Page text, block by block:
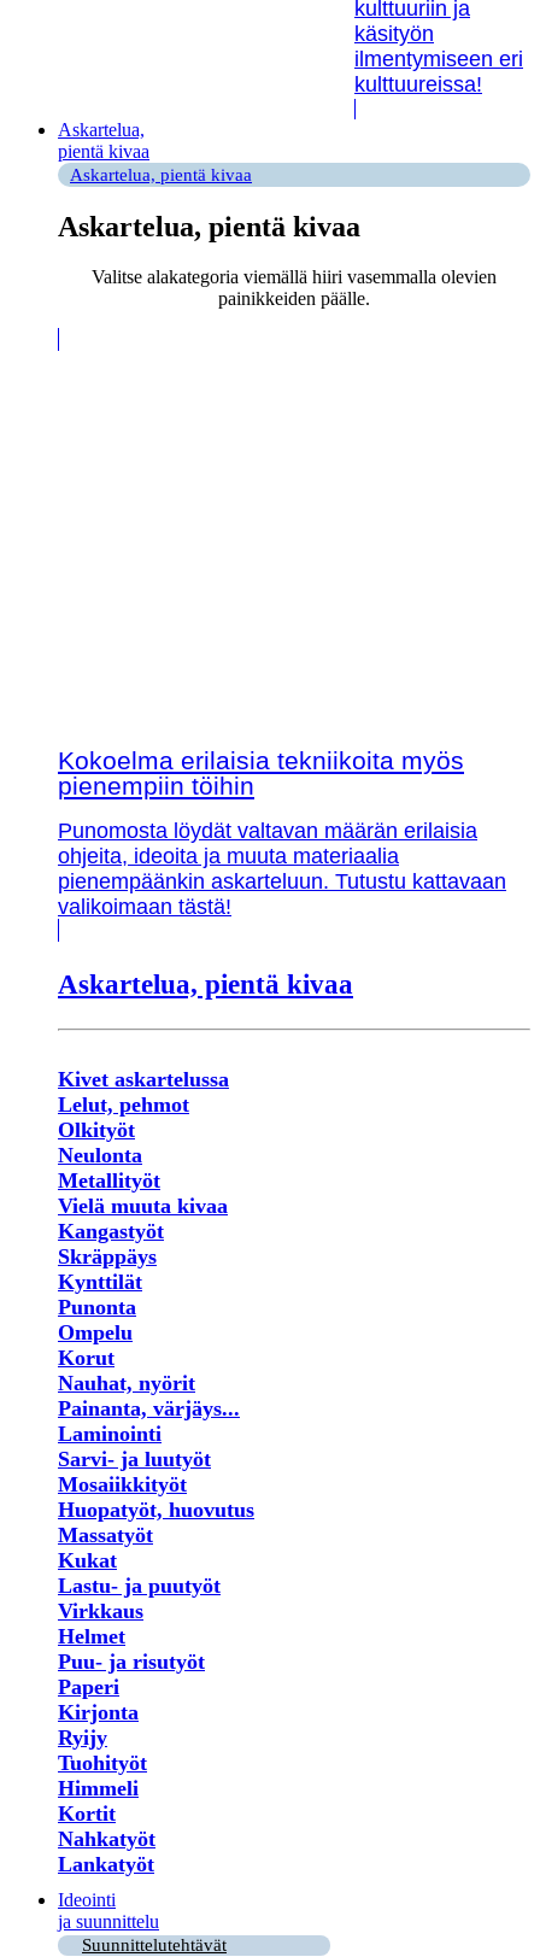
kulttuuriin ja
käsityön
ilmentymiseen eri
kulttuureissa!
Askartelua,
pientä kivaa
Askartelua, pientä kivaa
Askartelua, pientä kivaa
Valitse alakategoria viemällä hiiri vasemmalla olevien
painikkeiden päälle.
Kokoelma erilaisia tekniikoita myös
pienempiin töihin
Punomosta löydät valtavan määrän erilaisia
ohjeita, ideoita ja muuta materiaalia
pienempäänkin askarteluun. Tutustu kattavaan
valikoimaan tästä!
Askartelua, pientä kivaa
Kivet askartelussa
Lelut, pehmot
Olkityöt
Neulonta
Metallityöt
Vielä muuta kivaa
Kangastyöt
Skräppäys
Kynttilät
Punonta
Ompelu
Korut
Nauhat, nyörit
Painanta, värjäys...
Laminointi
Sarvi- ja luutyöt
Mosaiikkityöt
Huopatyöt, huovutus
Massatyöt
Kukat
Lastu- ja puutyöt
Virkkaus
Helmet
Puu- ja risutyöt
Paperi
Kirjonta
Ryijy
Tuohityöt
Himmeli
Kortit
Nahkatyöt
Lankatyöt
Ideointi
ja suunnittelu
Suunnittelutehtävät